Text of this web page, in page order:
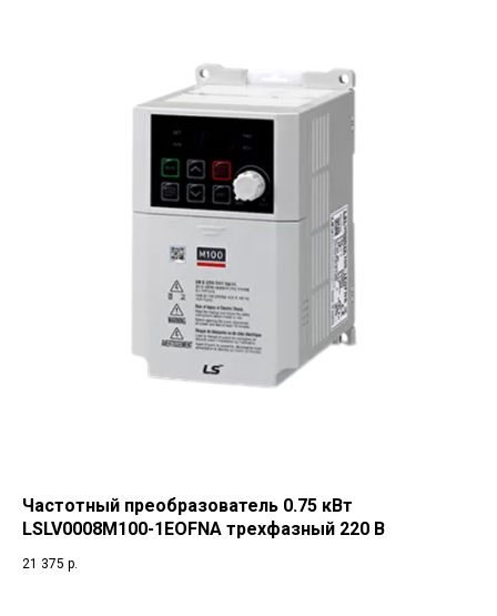
Частотный преобразователь 0.75 кВт
LSLV0008M100-1EOFNA трехфазный 220 В
21 375 р.